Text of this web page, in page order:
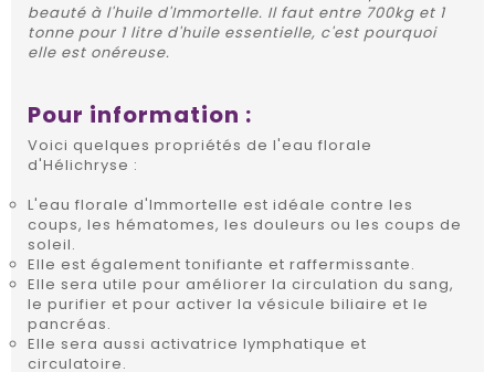
beauté à l'huile d'Immortelle. Il faut entre 700kg et 1
tonne pour 1 litre d'huile essentielle, c'est pourquoi
elle est onéreuse.
Pour information :
Voici quelques propriétés de l'eau florale
d'Hélichryse :
L'eau florale d'Immortelle est idéale contre les
coups, les hématomes, les douleurs ou les coups de
soleil.
Elle est également tonifiante et raffermissante.
Elle sera utile pour améliorer la circulation du sang,
le purifier et pour activer la vésicule biliaire et le
pancréas.
Elle sera aussi activatrice lymphatique et
circulatoire.